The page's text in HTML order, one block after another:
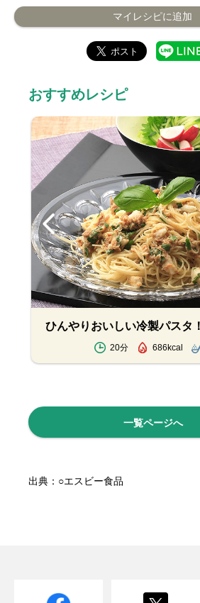
マイレシピに追加
おすすめレシピ
ひんやりおいしい冷製パスタ
20分 686kcal
一覧ページへ
出典：○エスビー食品